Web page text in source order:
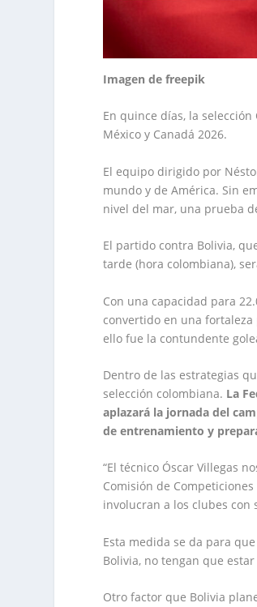
Imagen de freepik
En quince días, la
México y Canadá 2026.
El equipo dirigido por
mundo y de América. Sin
nivel del mar, una prueba
El partido contra Bolivia,
tarde (hora colombiana),
Con una capacidad para
convertido en una
ello fue la contundente
Dentro de las estrategias
selección colombiana. La
aplazará la jornada del
de entrenamiento y
“El técnico Óscar Villegas
Comisión de
involucran a los clubes con
Esta medida se da para
Bolivia, no tengan que
Otro factor que Bolivia